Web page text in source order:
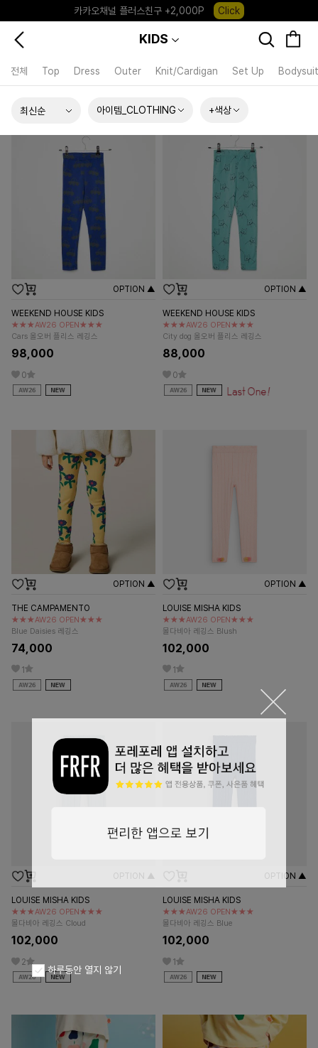
포레포레 앱 다운로드 +3,000P
Down
하우스오브캐러셀, 국내단독 프리오더(~8/10)
Click
KIDS
전체 Top Dress Outer Knit/Cardigan Set Up Bodysuit
아이템_CLOTHING +색상
OPTION ▲
WEEKEND HOUSE KIDS
★★★AW26 OPEN★★★
Cars 올오버 플리스 레깅스
98,000
0
OPTION ▲
WEEKEND HOUSE KIDS
★★★AW26 OPEN★★★
City dog 올오버 플리스 레깅스
88,000
0
OPTION ▲
THE CAMPAMENTO
★★★AW26 OPEN★★★
Blue Daisies 레깅스
74,000
1
OPTION ▲
LOUISE MISHA KIDS
★★★AW26 OPEN★★★
몰다비아 레깅스 Blush
102,000
1
OPTION ▲
LOUISE MISHA KIDS
★★★AW26 OPEN★★★
몰다비아 레깅스 Cloud
102,000
2
OPTION ▲
LOUISE MISHA KIDS
★★★AW26 OPEN★★★
몰다비아 레깅스 Blue
102,000
1
하루동안 열지 않기